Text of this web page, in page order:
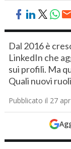
Dal 2016 è
LinkedIn che
sui profili. Ma
Quali nuovi
Pubblicato il 27